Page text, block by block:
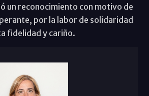
un reconocimiento con motivo de
por la labor de solidaridad
fidelidad y cariño.